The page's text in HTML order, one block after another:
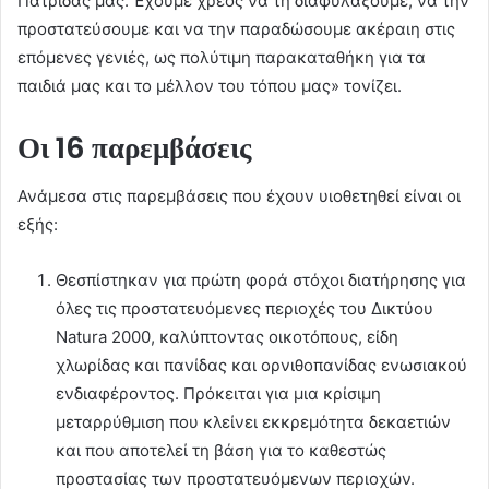
προστατεύσουμε και να την παραδώσουμε ακέραιη στις
επόμενες γενιές, ως πολύτιμη παρακαταθήκη για τα
παιδιά μας και το μέλλον του τόπου μας» τονίζει.
Οι 16 παρεμβάσεις
Ανάμεσα στις παρεμβάσεις που έχουν υιοθετηθεί είναι οι
εξής:
Θεσπίστηκαν για πρώτη φορά στόχοι διατήρησης για
όλες τις προστατευόμενες περιοχές του Δικτύου
Natura 2000, καλύπτοντας οικοτόπους, είδη
χλωρίδας και πανίδας και ορνιθοπανίδας ενωσιακού
ενδιαφέροντος. Πρόκειται για μια κρίσιμη
μεταρρύθμιση που κλείνει εκκρεμότητα δεκαετιών
και που αποτελεί τη βάση για το καθεστώς
προστασίας των προστατευόμενων περιοχών.